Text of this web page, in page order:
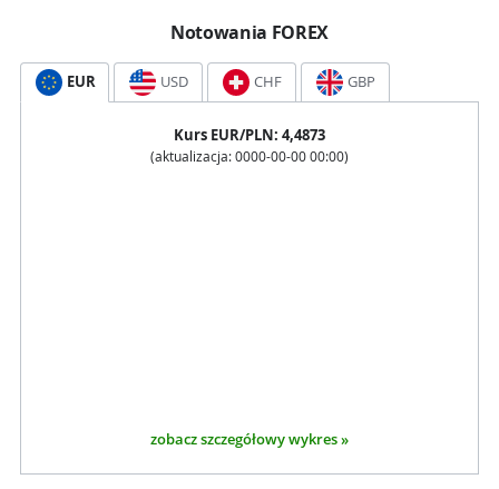
Notowania FOREX
EUR USD CHF GBP
Kurs EUR/PLN: 4,4873
(aktualizacja: 0000-00-00 00:00)
zobacz szczegółowy wykres »